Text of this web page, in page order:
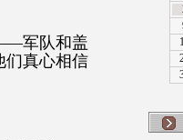
军队和盖
们真心相信